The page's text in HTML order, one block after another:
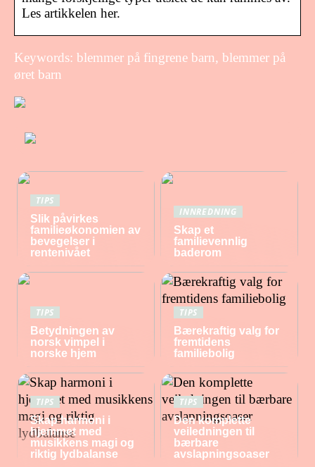
Les artikkelen her.
Keywords: blemmer på fingrene barn, blemmer på
øret barn
TIPS
Slik påvirkes
familieøkonomien av
bevegelser i
rentenivået
INNREDNING
Skap et
familievennlig
baderom
TIPS
Betydningen av
norsk vimpel i
norske hjem
TIPS
Bærekraftig valg for
fremtidens
familiebolig
TIPS
Skap harmoni i
hjemmet med
musikkens magi og
riktig lydbalanse
TIPS
Den komplette
veiledningen til
bærbare
avslapningsoaser